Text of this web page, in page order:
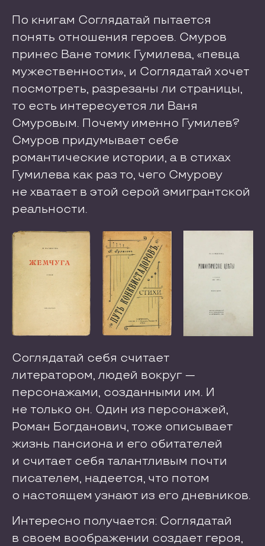
По книгам Соглядатай пытается
понять отношения героев. Смуров
принес Ване томик Гумилева, «певца
мужественности», и Соглядатай хочет
посмотреть, разрезаны ли страницы,
то есть интересуется ли Ваня
Смуровым. Почему именно Гумилев?
Смуров придумывает себе
романтические истории, а в стихах
Гумилева как раз то, чего Смурову
не хватает в этой серой эмигрантской
реальности.
Соглядатай себя считает
литератором, людей вокруг —
персонажами, созданными им. И
не только он. Один из персонажей,
Роман Богданович, тоже описывает
жизнь пансиона и его обитателей
и считает себя талантливым почти
писателем, надеется, что потом
о настоящем узнают из его дневников.
Интересно получается: Соглядатай
в своем воображении создает героя,